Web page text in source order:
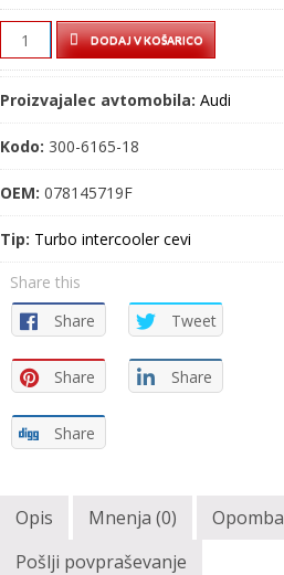
TURBO
CEV
INTERCOOLER
CEV
–
300-
6165-
18
quantity
DODAJ V KOŠARICO
Proizvajalec avtomobila: Audi
Kodo: 300-6165-18
OEM: 078145719F
Tip: Turbo intercooler cevi
Share this
Share
Tweet
Share Share
Share
Opis Mnenja (0)
Opomba
Pošlji povpraševanje